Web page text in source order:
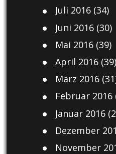
Juli 2016(34)
Juni 2016(30)
Mai 2016(39)
April 2016(39)
März 2016
Februar 2016
Januar 2016
Dezember
November